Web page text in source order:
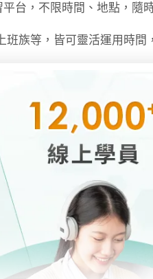
台，不限時間、地點，隨
班族等，皆可靈活運用時間